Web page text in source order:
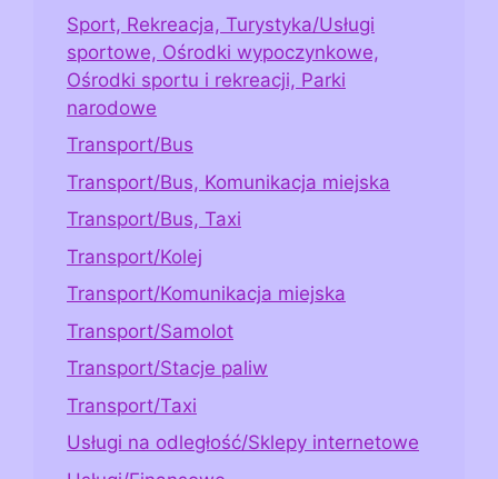
Sport, Rekreacja, Turystyka/Usługi
sportowe, Ośrodki wypoczynkowe,
Ośrodki sportu i rekreacji, Parki
narodowe
Transport/Bus
Transport/Bus, Komunikacja miejska
Transport/Bus, Taxi
Transport/Kolej
Transport/Komunikacja miejska
Transport/Samolot
Transport/Stacje paliw
Transport/Taxi
Usługi na odległość/Sklepy internetowe